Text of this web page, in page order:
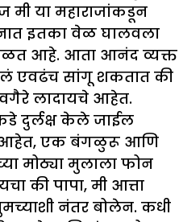
या महाराजांकडून
इतका वेळ घालवला
आहे. आता आनंद व्यक्त
एवढंच सांगू शकतात की
लादायचे आहेत.
दुर्लक्ष केले जाईल
आहेत, एक बंगळुरू आणि
मोठ्या मुलाला फोन
की पापा, मी आत्ता
नंतर बोलेन. कधी